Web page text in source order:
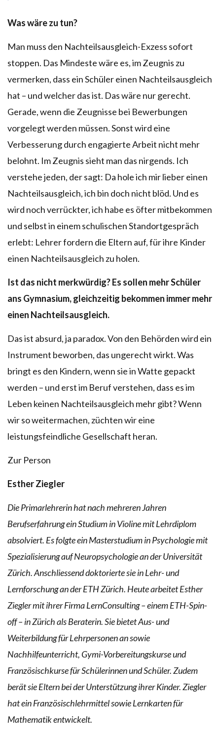
Was wäre zu tun?
Man muss den Nachteilsausgleich-Exzess sofort
stoppen. Das Mindeste wäre es, im Zeugnis zu
vermerken, dass ein Schüler einen Nachteilsausgleich
hat – und welcher das ist. Das wäre nur gerecht.
Gerade, wenn die Zeugnisse bei Bewerbungen
vorgelegt werden müssen. Sonst wird eine
Verbesserung durch engagierte Arbeit nicht mehr
belohnt. Im Zeugnis sieht man das nirgends. Ich
verstehe jeden, der sagt: Da hole ich mir lieber einen
Nachteilsausgleich, ich bin doch nicht blöd. Und es
wird noch verrückter, ich habe es öfter mitbekommen
und selbst in einem schulischen Standortgespräch
erlebt: Lehrer fordern die Eltern auf, für ihre Kinder
einen Nachteilsausgleich zu holen.
Ist das nicht merkwürdig? Es sollen mehr Schüler
ans Gymnasium, gleichzeitig bekommen immer mehr
einen Nachteilsausgleich.
Das ist absurd, ja paradox. Von den Behörden wird ein
Instrument beworben, das ungerecht wirkt. Was
bringt es den Kindern, wenn sie in Watte gepackt
werden – und erst im Beruf verstehen, dass es im
Leben keinen Nachteilsausgleich mehr gibt? Wenn
wir so weitermachen, züchten wir eine
leistungsfeindliche Gesellschaft heran.
Zur Person
Esther Ziegler
Die Primarlehrerin hat nach mehreren Jahren
Berufserfahrung ein Studium in Violine mit Lehrdiplom
absolviert. Es folgte ein Masterstudium in Psychologie mit
Spezialisierung auf Neuropsychologie an der Universität
Zürich. Anschliessend doktorierte sie in Lehr- und
Lernforschung an der ETH Zürich. Heute arbeitet Esther
Ziegler mit ihrer Firma LernConsulting – einem ETH-Spin-
off – in Zürich als Beraterin. Sie bietet Aus- und
Weiterbildung für Lehrpersonen an sowie
Nachhilfeunterricht, Gymi-Vorbereitungskurse und
Französischkurse für Schülerinnen und Schüler. Zudem
berät sie Eltern bei der Unterstützung ihrer Kinder. Ziegler
hat ein Französischlehrmittel sowie Lernkarten für
Mathematik entwickelt.